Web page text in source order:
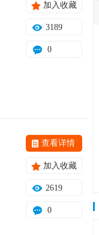
加入收藏
3189
0
查看详情
加入收藏
2619
0